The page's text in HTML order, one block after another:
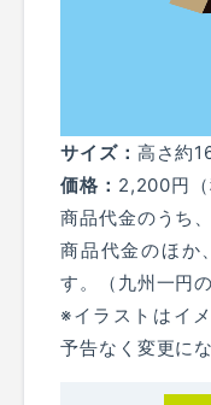
サイズ： 高さ約
価格： 2,200円
商品代金のうち
商品代金のほか
す。（九州一円の
※イラストはイ
予告なく変更に